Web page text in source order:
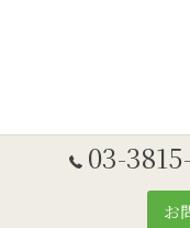
03-
お